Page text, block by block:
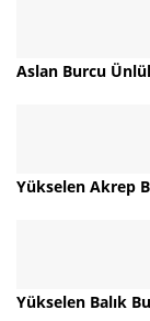
Aslan Burcu
Yükselen Akrep
Yükselen Balık